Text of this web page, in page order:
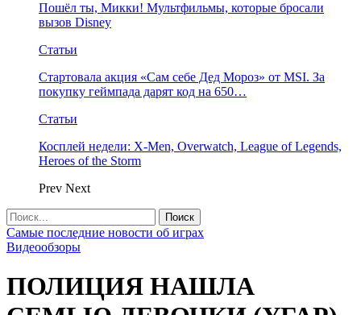
Пошёл ты, Микки! Мультфильмы, которые бросали
вызов Disney
Статьи
Стартовала акция «Сам себе Дед Мороз» от MSI. За
покупку геймпада дарят код на 650…
Статьи
Косплей недели: X-Men, Overwatch, League of Legends,
Heroes of the Storm
Prev Next
Самые последние новости об играх
Видеообзоры
ПОЛИЦИЯ НАШЛА